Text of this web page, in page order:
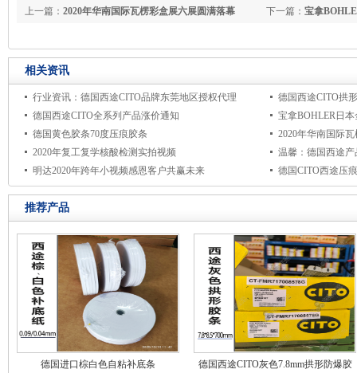
下一篇： 宝拿
上一篇： 2020年华南国际瓦楞彩盒展六展圆满落幕
相关资讯
行业资讯：德国西途CITO品牌东莞地区授权代理
德国西途CITO拱
德国西途CITO全系列产品涨价通知
宝拿BOHLER日
德国黄色胶条70度压痕胶条
2020年华南国际
2020年复工复学核酸检测实拍视频
温馨：德国西途
明达2020年跨年小视频感恩客户共赢未来
德国CITO西途压
推荐产品
德国进口棕白色自粘补底条
德国西途CITO灰色7.8mm拱形防爆胶